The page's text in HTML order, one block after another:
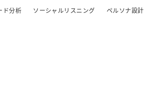
ド分析 ソーシャルリスニング ペルソナ設計